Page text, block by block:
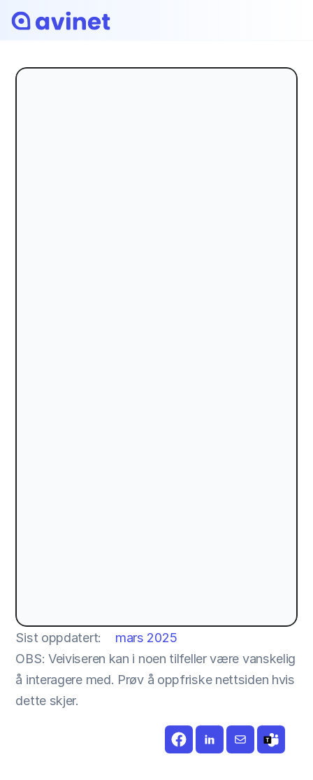
Sist oppdatert:
mars 2025
OBS: Veiviseren kan i noen tilfeller være vanskelig
å interagere med. Prøv å oppfriske nettsiden hvis
dette skjer.